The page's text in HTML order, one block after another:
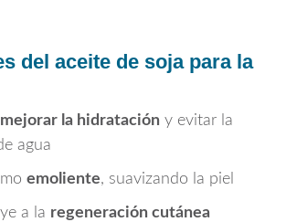
del aceite de soja para la
mejorar la hidratación y evitar la
agua
emoliente, suavizando la piel
a la regeneración cutánea